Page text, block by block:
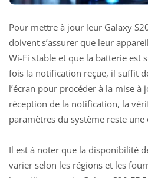
Pour mettre à jour leur Galaxy
doivent s’assurer que leur
Wi-Fi stable et que la batterie est
fois la notification reçue, il suffit
l’écran pour procéder à la mise à
réception de la notification, la
paramètres du système reste
Il est à noter que la disponibilité
varier selon les régions et les